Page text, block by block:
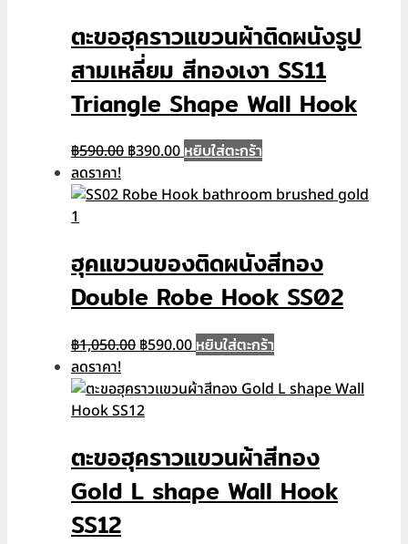
ตะขอฮุคราวแขวนผ้าติดผนังรูป
สามเหลี่ยม สีทองเงา SS11
Triangle Shape Wall Hook
฿590.00 Original
was:
฿390.00Current
is:
หยิบใส่ตะกร้า
ลดราคา!
ฮุคแขวนของติดผนังสีทอง
Double Robe Hook SS02
฿1,050.00 Original
was:
฿1,050.00.
฿590.00Current
is:
หยิบใส่ตะกร้า
ลดราคา!
ตะขอฮุคราวแขวนผ้าสีทอง
Gold L shape Wall Hook
SS12